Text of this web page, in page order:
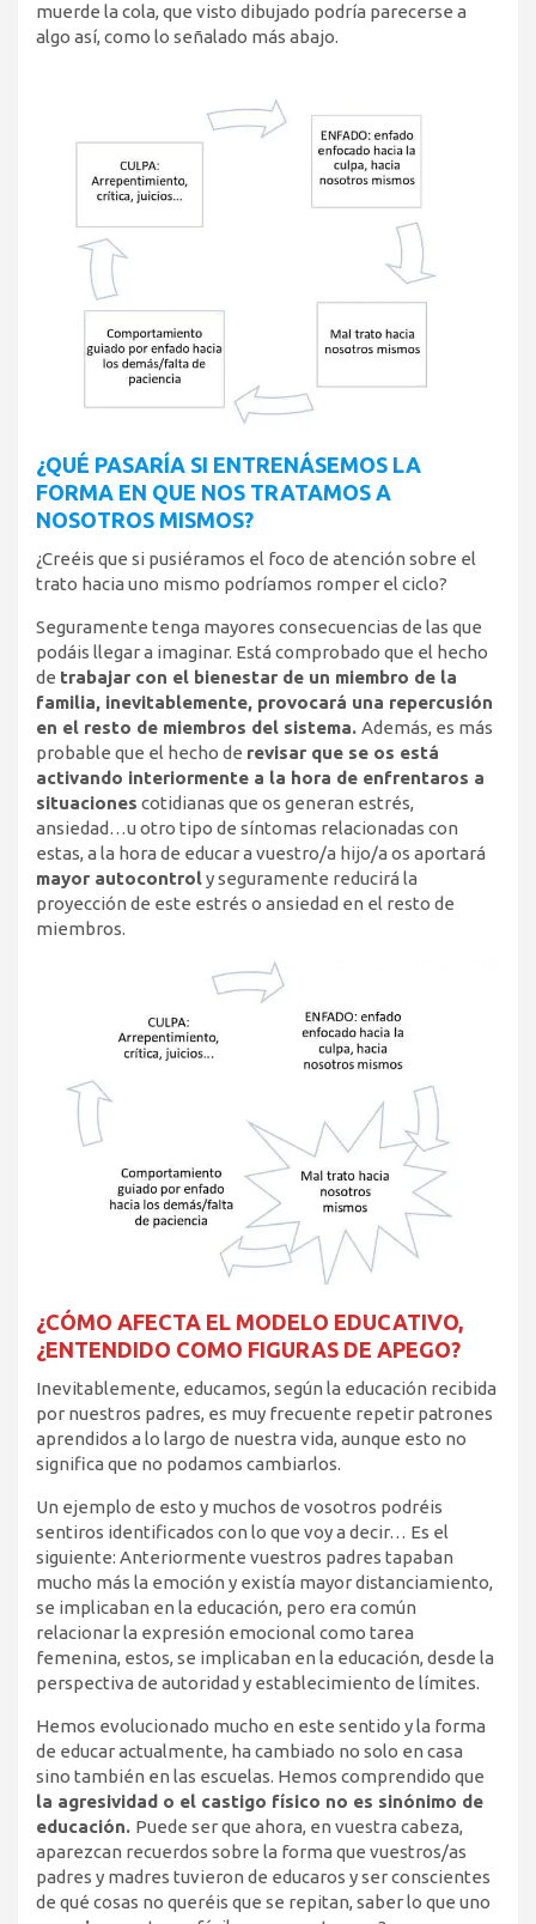
muerde la cola, que visto dibujado podría parecerse a
algo así, como lo señalado más abajo.
¿QUÉ PASARÍA SI ENTRENÁSEMOS LA
FORMA EN QUE NOS TRATAMOS A
NOSOTROS MISMOS?
¿Creéis que si pusiéramos el foco de atención sobre el
trato hacia uno mismo podríamos romper el ciclo?
Seguramente tenga mayores consecuencias de las que
podáis llegar a imaginar. Está comprobado que el hecho
de trabajar con el bienestar de un miembro de la
familia, inevitablemente, provocará una repercusión
en el resto de miembros del sistema. Además, es más
probable que el hecho de revisar que se os está
activando interiormente a la hora de enfrentaros a
situaciones cotidianas que os generan estrés,
ansiedad…u otro tipo de síntomas relacionadas con
estas, a la hora de educar a vuestro/a hijo/a os aportará
mayor autocontroly seguramente reducirá la
proyección de este estrés o ansiedad en el resto de
miembros.
¿CÓMO AFECTA EL MODELO EDUCATIVO,
¿ENTENDIDO COMO FIGURAS DE APEGO?
Inevitablemente, educamos, según la educación recibida
por nuestros padres, es muy frecuente repetir patrones
aprendidos a lo largo de nuestra vida, aunque esto no
significa que no podamos cambiarlos.
Un ejemplo de esto y muchos de vosotros podréis
sentiros identificados con lo que voy a decir… Es el
siguiente: Anteriormente vuestros padres tapaban
mucho más la emoción y existía mayor distanciamiento,
se implicaban en la educación, pero era común
relacionar la expresión emocional como tarea
femenina, estos, se implicaban en la educación, desde la
perspectiva de autoridad y establecimiento de límites.
Hemos evolucionado mucho en este sentido y la forma
de educar actualmente, ha cambiado no solo en casa
sino también en las escuelas. Hemos comprendido que
la agresividad o el castigo físico no es sinónimo de
educación. Puede ser que ahora, en vuestra cabeza,
aparezcan recuerdos sobre la forma que vuestros/as
padres y madres tuvieron de educaros y ser conscientes
de qué cosas no queréis que se repitan, saber lo que uno